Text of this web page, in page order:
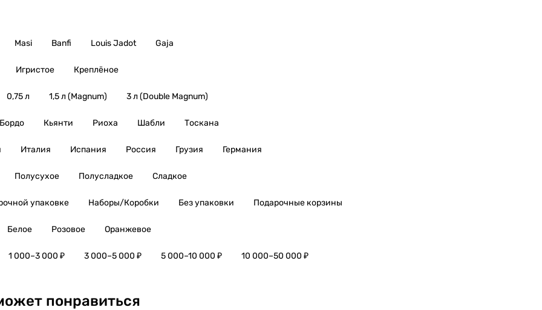
Masi Banfi Louis Jadot Gaja
Игристое Креплёное
0,75 л 1,5 л (Magnum) 3 л (Double Magnum)
Бордо Кьянти Риоха Шабли Тоскана
Италия Испания Россия Грузия Германия
Полусухое Полусладкое Сладкое
упаковке Наборы/Коробки Без упаковки Подарочные корзины
Белое Розовое Оранжевое
1 000–3 000 ₽ 3 000–5 000 ₽ 5 000–10 000 ₽ 10 000–50 000 ₽
понравиться